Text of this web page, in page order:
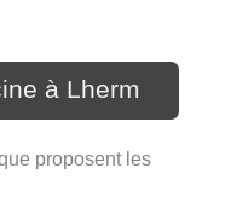
à Lherm
proposent les